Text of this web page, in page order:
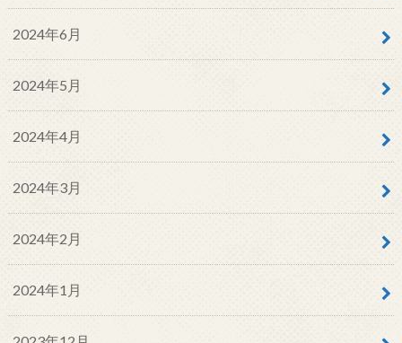
2024年6月
2024年5月
2024年4月
2024年3月
2024年2月
2024年1月